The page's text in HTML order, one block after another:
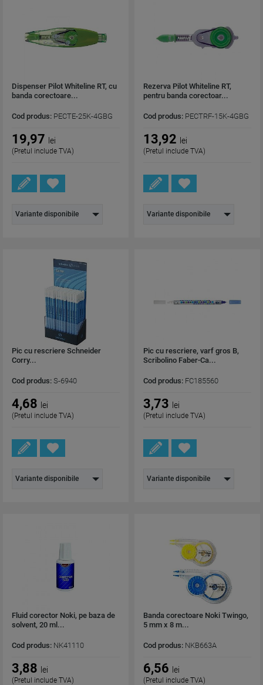
Dispenser Pilot Whiteline RT, cu
banda corectoare...
Cod produs: PECTE-25K-4GBG
19,97 lei
(Pretul include TVA)
Variante disponibile
Rezerva Pilot Whiteline RT,
pentru banda corectoar...
Cod produs: PECTRF-15K-4GBG
13,92 lei
(Pretul include TVA)
Variante disponibile
Pic cu rescriere Schneider
Corry...
Cod produs: S-6940
4,68 lei
(Pretul include TVA)
Variante disponibile
Pic cu rescriere, varf gros B,
Scribolino Faber-Ca...
Cod produs: FC185560
3,73 lei
(Pretul include TVA)
Variante disponibile
Fluid corector Noki, pe baza de
solvent, 20 ml...
Cod produs: NK41110
3,88 lei
(Pretul include TVA)
Banda corectoare Noki Twingo,
5 mm x 8 m...
Cod produs: NKB663A
6,56 lei
(Pretul include TVA)